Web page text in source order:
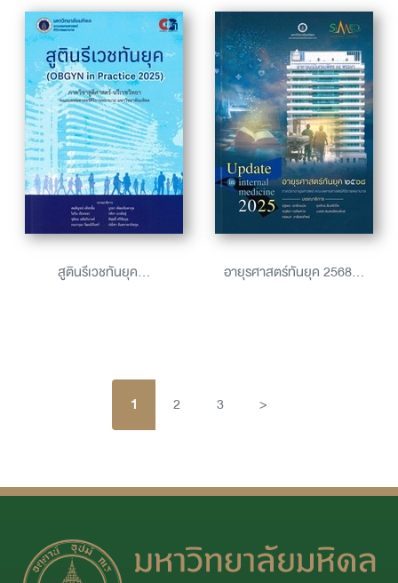
สูตินรีเวชทันยุค... อายุรศาสตร์ทันยุค 2568...
1 2 3 >